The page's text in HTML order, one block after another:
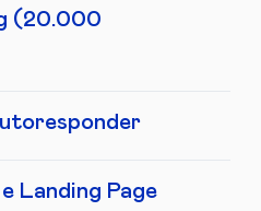
(20.000
Landing Page